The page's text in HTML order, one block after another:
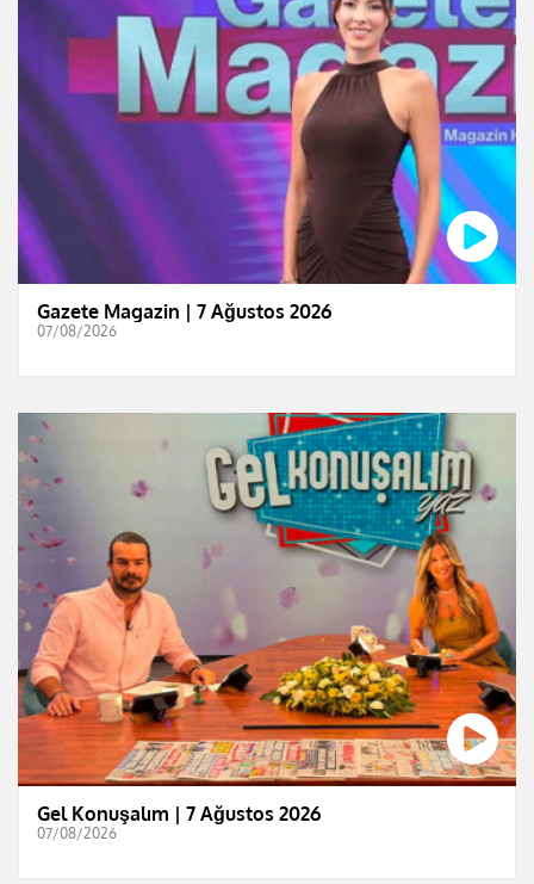
Gazete Magazin | 7 Ağustos 2026
07/08/2026
Gel Konuşalım | 7 Ağustos 2026
07/08/2026